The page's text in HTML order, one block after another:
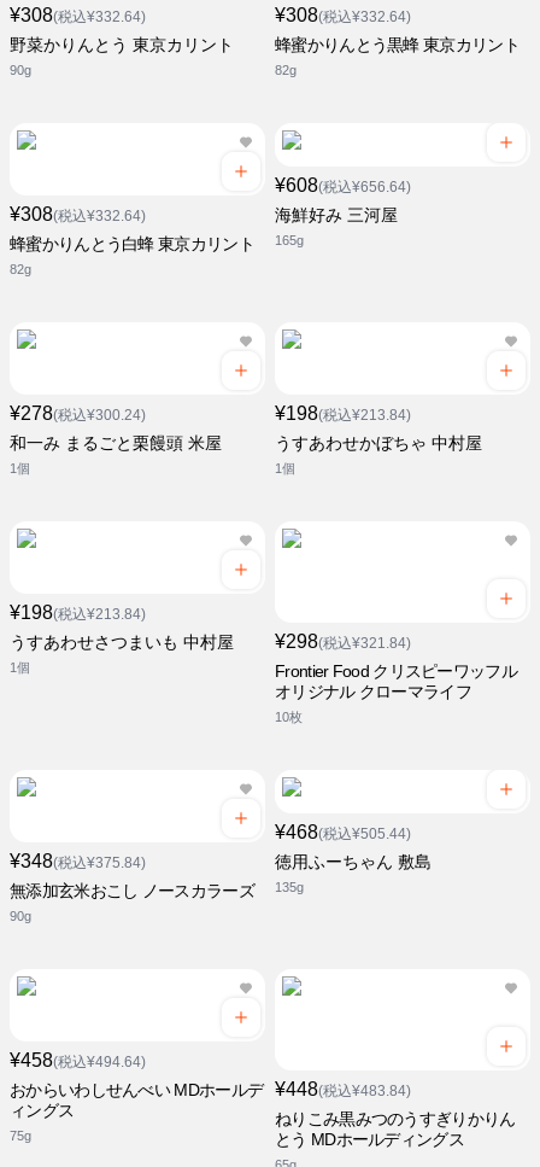
¥308(税込¥332.64)
野菜かりんとう 東京カリント
90g
¥308(税込¥332.64)
蜂蜜かりんとう黒蜂 東京カリント
82g
¥308(税込¥332.64)
蜂蜜かりんとう白蜂 東京カリント
82g
¥608(税込¥656.64)
海鮮好み 三河屋
165g
¥278(税込¥300.24)
和一み まるごと栗饅頭 米屋
1個
¥198(税込¥213.84)
うすあわせかぼちゃ 中村屋
1個
¥198(税込¥213.84)
うすあわせさつまいも 中村屋
1個
¥298(税込¥321.84)
Frontier Food クリスピーワッフル
オリジナル クローマライフ
10枚
¥348(税込¥375.84)
無添加玄米おこし ノースカラーズ
90g
¥468(税込¥505.44)
徳用ふーちゃん 敷島
135g
¥458(税込¥494.64)
おからいわしせんべい MDホールデ
ィングス
75g
¥448(税込¥483.84)
ねりこみ黒みつのうすぎりかりん
とう MDホールディングス